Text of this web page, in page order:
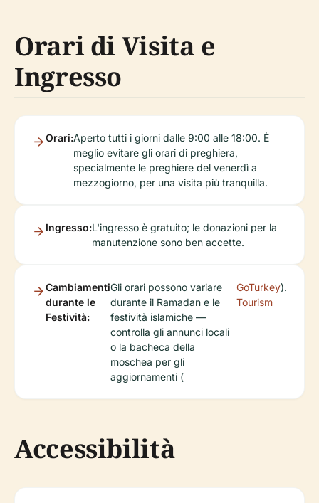
Orari di Visita e
Ingresso
Orari:Aperto tutti i giorni dalle 9:00 alle 18:00. È
meglio evitare gli orari di preghiera,
specialmente le preghiere del venerdì a
mezzogiorno, per una visita più tranquilla.
Ingresso:L'ingresso è gratuito; le donazioni per la
manutenzione sono ben accette.
Cambiamenti
durante le
Festività:
Gli orari possono variare
durante il Ramadan e le
festività islamiche —
controlla gli annunci locali
o la bacheca della
moschea per gli
aggiornamenti (
GoTurkey
Tourism
).
Accessibilità